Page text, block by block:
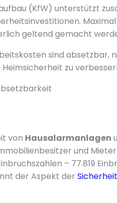
(KfW) unterstützt
Maximal
geltend gemacht
sind absetzbar,
zu
von Hausalarmanlagen
und
– 77.819
der Aspekt der Sicherheit